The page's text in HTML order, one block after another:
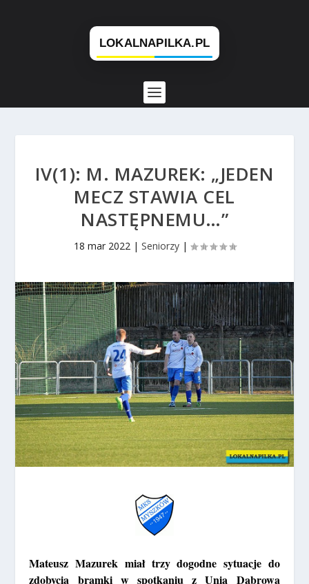
IV(1): M. MAZUREK: „JEDEN
MECZ STAWIA CEL
NASTĘPNEMU…”
18 mar 2022| Seniorzy|
Mateusz Mazurek miał trzy dogodne sytuacje do
zdobycia bramki w spotkaniu z Unią Dąbrowa